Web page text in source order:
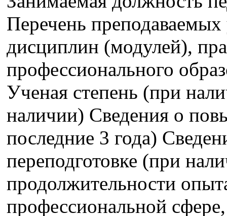
Перечень
дисциплин (модулей),
профессионального
Ученая степень (при
наличии) Сведения о
последние 3 года)
переподготовке (при
продолжительности
профессиональной